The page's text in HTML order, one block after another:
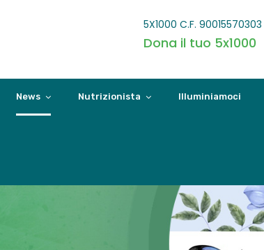
5X1000 C.F. 90015570303
Dona il tuo 5x1000
News Nutrizionista Illuminiamoci